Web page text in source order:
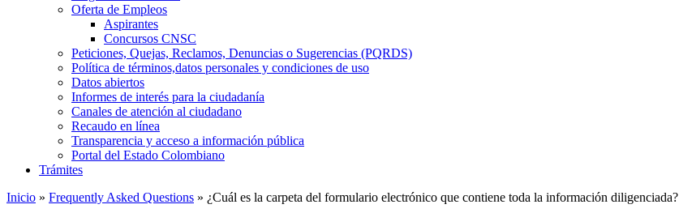
Oferta de Empleos
Aspirantes
Concursos CNSC
Peticiones, Quejas, Reclamos, Denuncias o Sugerencias (PQRDS)
Política de términos,datos personales y condiciones de uso
Datos abiertos
Informes de interés para la ciudadanía
Canales de atención al ciudadano
Recaudo en línea
Transparencia y acceso a información pública
Portal del Estado Colombiano
Trámites
Inicio » Frequently Asked Questions » ¿Cuál es la carpeta del formulario electrónico que contiene toda la información diligenciada?